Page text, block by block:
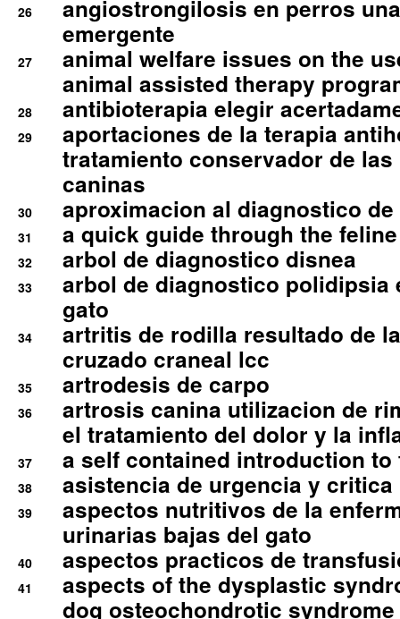
26
angiostrongilosis en perros
emergente
27
animal welfare issues on the
animal assisted therapy
28 antibioterapia elegir
29
aportaciones de la terapia
tratamiento conservador de
caninas
30 aproximacion al diagnostico
31 a quick guide through the
32 arbol de diagnostico disnea
33
arbol de diagnostico polidipsia
gato
34
artritis de rodilla resultado de
cruzado craneal lcc
35 artrodesis de carpo
36
artrosis canina utilizacion de
el tratamiento del dolor y la
37 a self contained introduction
38 asistencia de urgencia y
39
aspectos nutritivos de la
urinarias bajas del gato
40 aspectos practicos de
41
aspects of the dysplastic
dog osteochondrotic syndrome